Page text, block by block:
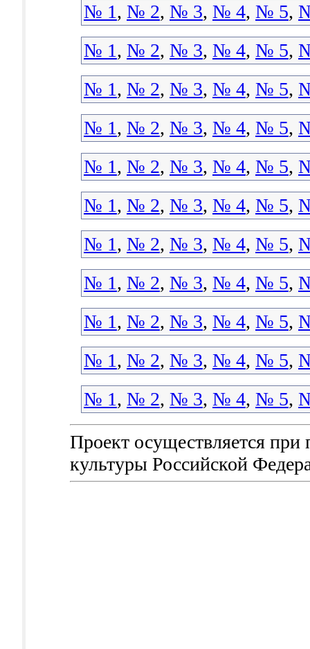
№ 1, № 2, № 3, № 4, № 5,
№ 1, № 2, № 3, № 4, № 5,
№ 1, № 2, № 3, № 4, № 5,
№ 1, № 2, № 3, № 4, № 5,
№ 1, № 2, № 3, № 4, № 5,
№ 1, № 2, № 3, № 4, № 5,
№ 1, № 2, № 3, № 4, № 5,
№ 1, № 2, № 3, № 4, № 5,
№ 1, № 2, № 3, № 4, № 5,
№ 1, № 2, № 3, № 4, № 5,
№ 1, № 2, № 3, № 4, № 5,
Проект осуществляется
культуры Российской